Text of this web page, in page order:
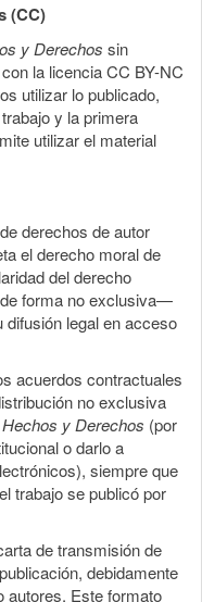
(CC)
y Derechos sin
la licencia CC BY-NC
utilizar lo publicado,
y la primera
utilizar el material
derechos de autor
el derecho moral de
del derecho
forma no exclusiva—
difusión legal en acceso
acuerdos contractuales
no exclusiva
Hechos y Derechos (por
o darlo a
siempre que
trabajo se publicó por
de transmisión de
debidamente
autores. Este formato